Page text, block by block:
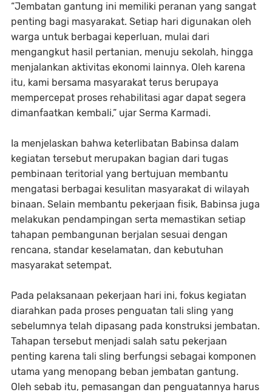
“Jembatan gantung ini memiliki peranan yang sangat
penting bagi masyarakat. Setiap hari digunakan oleh
warga untuk berbagai keperluan, mulai dari
mengangkut hasil pertanian, menuju sekolah, hingga
menjalankan aktivitas ekonomi lainnya. Oleh karena
itu, kami bersama masyarakat terus berupaya
mempercepat proses rehabilitasi agar dapat segera
dimanfaatkan kembali,” ujar Serma Karmadi.
Ia menjelaskan bahwa keterlibatan Babinsa dalam
kegiatan tersebut merupakan bagian dari tugas
pembinaan teritorial yang bertujuan membantu
mengatasi berbagai kesulitan masyarakat di wilayah
binaan. Selain membantu pekerjaan fisik, Babinsa juga
melakukan pendampingan serta memastikan setiap
tahapan pembangunan berjalan sesuai dengan
rencana, standar keselamatan, dan kebutuhan
masyarakat setempat.
Pada pelaksanaan pekerjaan hari ini, fokus kegiatan
diarahkan pada proses penguatan tali sling yang
sebelumnya telah dipasang pada konstruksi jembatan.
Tahapan tersebut menjadi salah satu pekerjaan
penting karena tali sling berfungsi sebagai komponen
utama yang menopang beban jembatan gantung.
Oleh sebab itu, pemasangan dan penguatannya harus